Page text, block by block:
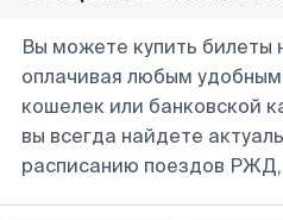
Вы можете купить билеты
оплачивая любым
кошелек или банковской
вы всегда найдете
расписанию поездов